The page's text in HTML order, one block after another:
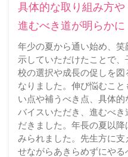
具体的な取り組み方や
進むべき道が明らかに
年少の夏から通い始め、
示していただけたことで
校の選択や成長の促しを
なりました。伸び悩むこ
い点や補うべき点、具体
バイスいただき、進むべ
だきました。年長の夏以
みられました。先生方に
せながらあきらめずにや